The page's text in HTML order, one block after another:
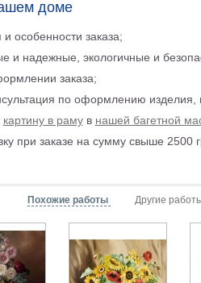
доме
особенности заказа;
и надежные, экологичные и
заказа;
по оформлению изделия,
картину в рамув нашей багетной
при заказе на сумму свыше 2500
Похожие работы Другие